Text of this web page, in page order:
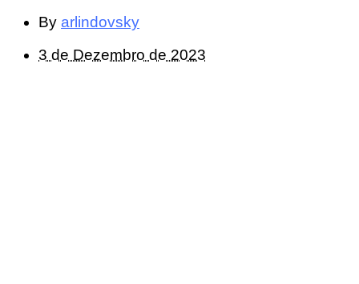
By arlindovsky
3 de Dezembro de 2023